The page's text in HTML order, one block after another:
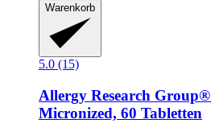
Warenkorb
5.0 (15)
Allergy Research Group®
Micronized, 60 Tabletten